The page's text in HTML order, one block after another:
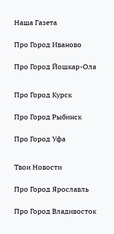
Наша Газета
Про Город Иваново
Про Город Йошкар-Ола
Про Город Курск
Про Город Рыбинск
Про Город Уфа
Твои Новости
Про Город Ярославль
Про Город Владивосток